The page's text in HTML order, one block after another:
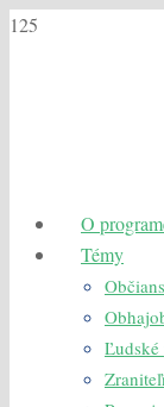
O
Témy
Ľudské